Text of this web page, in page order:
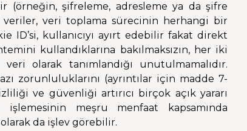
(örneğin, şifreleme, adresleme ya da şifre
veriler, veri toplama sürecinin herhangi bir
ID’si, kullanıcıyı ayırt edebilir fakat direkt
kullandıklarına bakılmaksızın, her iki
olarak tanımlandığı unutulmamalıdır.
zorunluluklarını (ayrıntılar için madde 7-
ve güvenliği artırıcı birçok açık yararı
meşru menfaat kapsamında
da işlev görebilir.